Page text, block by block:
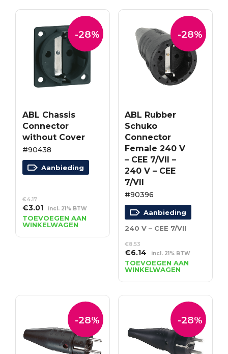
-28%
ABL Chassis
Connector
without Cover
#90438
Aanbieding
€4.17
Oorspronkelijke
prijs
was:
€4.17.
€3.01Huidige
prijs
is:
€3.01.
incl. 21% BTW
TOEVOEGEN AAN
WINKELWAGEN
-28%
ABL Rubber
Schuko
Connector
Female 240 V
– CEE 7/VII –
240 V – CEE
7/VII
#90396
Aanbieding
240 V – CEE 7/VII
€8.53
Oorspronkelijke
prijs
was:
€8.53.
€6.14 Huidige
prijs
is:
€6.14.
incl. 21% BTW
TOEVOEGEN AAN
WINKELWAGEN
-28% -28%